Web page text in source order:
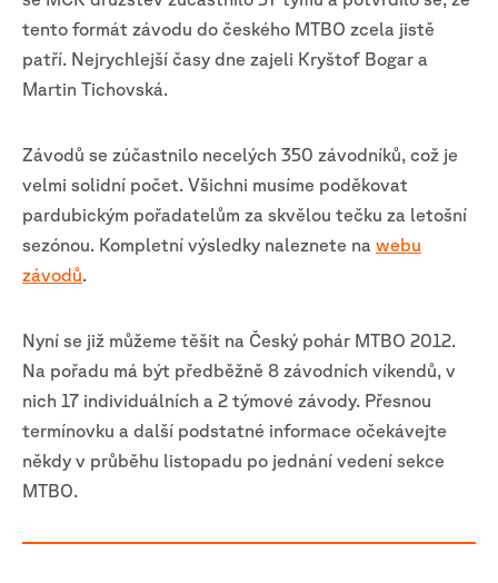
tento formát závodu do českého MTBO zcela jistě
patří. Nejrychlejší časy dne zajeli Kryštof Bogar a
Martin Tichovská.
Závodů se zúčastnilo necelých 350 závodníků, což je
velmi solidní počet. Všichni musíme poděkovat
pardubickým pořadatelům za skvělou tečku za letošní
sezónou. Kompletní výsledky naleznete na webu
závodů.
Nyní se již můžeme těšit na Český pohár MTBO 2012.
Na pořadu má být předběžně 8 závodních víkendů, v
nich 17 individuálních a 2 týmové závody. Přesnou
termínovku a další podstatné informace očekávejte
někdy v průběhu listopadu po jednání vedení sekce
MTBO.